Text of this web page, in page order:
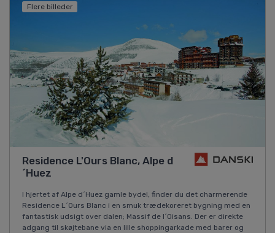
Flere billeder
Residence L'Ours Blanc, Alpe d
´Huez
I hjertet af Alpe d´Huez gamle bydel, finder du det charmerende
Residence L´Ours Blanc i en smuk trædekoreret bygning med en
fantastisk udsigt over dalen; Massif de l´Oisans. Der er direkte
adgang til skøjtebane via en lille shoppingarkade med barer og